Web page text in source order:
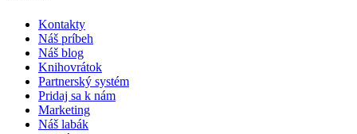
Kontakty
Náš príbeh
Náš blog
Knihovrátok
Partnerský systém
Pridaj sa k nám
Marketing
Náš labák